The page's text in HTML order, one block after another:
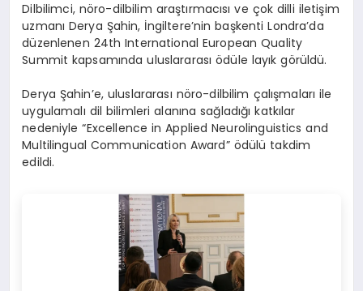
Dilbilimci, nöro-dilbilim araştırmacısı ve çok dilli iletişim
uzmanı Derya Şahin, İngiltere’nin başkenti Londra’da
düzenlenen 24th International European Quality
Summit kapsamında uluslararası ödüle layık görüldü.
Derya Şahin’e, uluslararası nöro-dilbilim çalışmaları ile
uygulamalı dil bilimleri alanına sağladığı katkılar
nedeniyle “Excellence in Applied Neurolinguistics and
Multilingual Communication Award” ödülü takdim
edildi.